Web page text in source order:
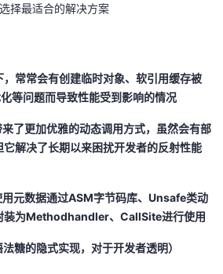
择最适合的解决方案
常常会有创建临时对象、软引用缓存被
等问题而导致性能受到影响的情况
了更加优雅的动态调用方式，虽然会有部
解决了长期以来困扰开发者的反射性能
元数据通过ASM字节码库、Unsafe类动
装为Methodhandler、CallSite进行使用
糖的隐式实现，对于开发者透明）